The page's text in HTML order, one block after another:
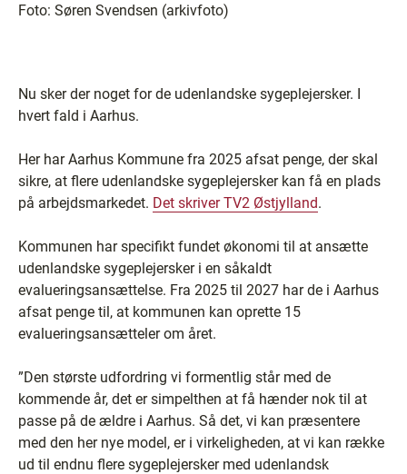
Foto: Søren Svendsen (arkivfoto)
Nu sker der noget for de udenlandske sygeplejersker. I
hvert fald i Aarhus.
Her har Aarhus Kommune fra 2025 afsat penge, der skal
sikre, at flere udenlandske sygeplejersker kan få en plads
på arbejdsmarkedet. Det skriver TV2 Østjylland.
Kommunen har specifikt fundet økonomi til at ansætte
udenlandske sygeplejersker i en såkaldt
evalueringsansættelse. Fra 2025 til 2027 har de i Aarhus
afsat penge til, at kommunen kan oprette 15
evalueringsansætteler om året.
”Den største udfordring vi formentlig står med de
kommende år, det er simpelthen at få hænder nok til at
passe på de ældre i Aarhus. Så det, vi kan præsentere
med den her nye model, er i virkeligheden, at vi kan række
ud til endnu flere sygeplejersker med udenlandsk